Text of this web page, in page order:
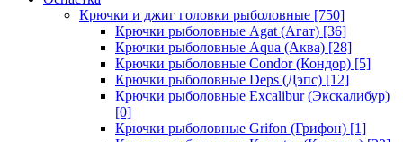
Крючки и джиг головки рыболовные [750]
Крючки рыболовные Agat (Агат) [36]
Крючки рыболовные Aqua (Аква) [28]
Крючки рыболовные Condor (Кондор) [5]
Крючки рыболовные Deps (Дэпс) [12]
Крючки рыболовные Excalibur (Экскалибур)
[0]
Крючки рыболовные Grifon (Грифон) [1]